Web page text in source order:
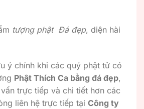
tượng phật Đá đẹp, diện hài
ý chính khi các quý phật tử có
Phật Thích Ca bằng đá đẹp,
trực tiếp và chi tiết hơn các
liên hệ trực tiếp tại Công ty